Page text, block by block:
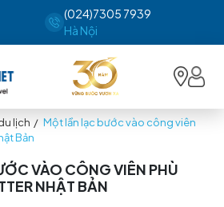
(024)7305 7939
Hà Nội
lịch / Một lần lạc bước vào công viên
Bản
VÀO CÔNG VIÊN PHÙ
NHẬT BẢN